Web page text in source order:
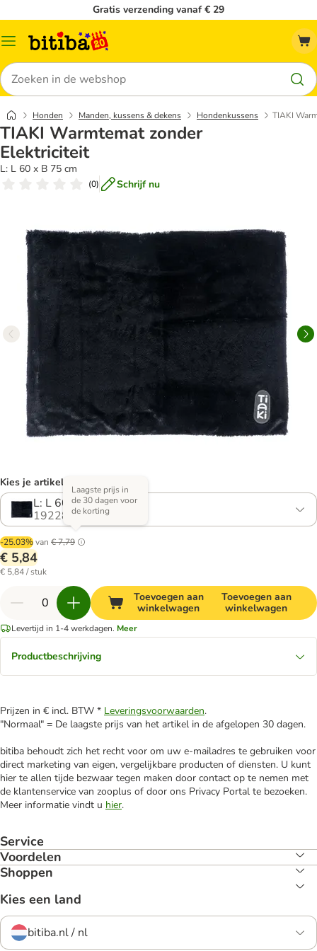
Gratis verzending vanaf € 29
Catalogusmenu
Zoeken
Honden Manden, kussens & dekens Hondenkussens TIAKI
TIAKI Warmtemat zonder
Elektriciteit
L: L 60 x B 75 cm
(0) Schrijf nu
Kies je artikel (2 varianten)
L: L 60 x B 75 cm
1922857.0
-25.03%van € 7,79
Laagste prijs in
de 30 dagen voor
de korting
€ 5,84
€ 5,84 / stuk
Toevoegen aan
winkelwagen
Toevoegen aan
winkelwagen
Levertijd in 1-4 werkdagen. Meer
Productbeschrijving
Prijzen in € incl. BTW * Leveringsvoorwaarden.
"Normaal" = De laagste prijs van het artikel in de afgelopen 30 dagen.
bitiba behoudt zich het recht voor om uw e-mailadres te gebruiken voor
direct marketing van eigen, vergelijkbare producten of diensten. U kunt
hier te allen tijde bezwaar tegen maken door contact op te nemen met
de klantenservice van zooplus of door ons Privacy Portal te bezoeken.
Meer informatie vindt u hier.
Service
Voordelen
Shoppen
Kies een land
bitiba.nl / nl